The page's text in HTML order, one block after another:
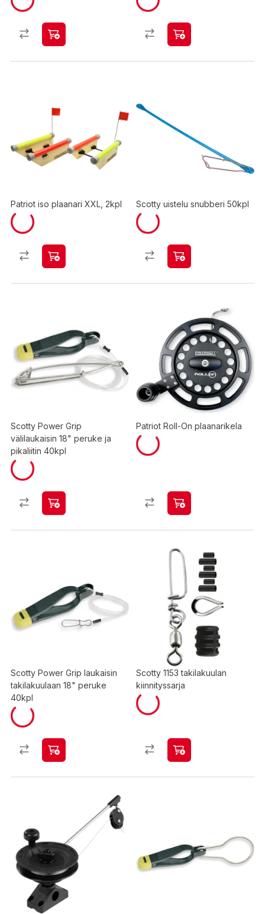
Patriot iso plaanari XXL, 2kpl Scotty uistelu snubberi 50kpl
Scotty Power Grip
välilaukaisin 18" peruke ja
pikaliitin 40kpl
Patriot Roll-On plaanarikela
Scotty Power Grip laukaisin
takilakuulaan 18" peruke
40kpl
Scotty 1153 takilakuulan
kiinnityssarja